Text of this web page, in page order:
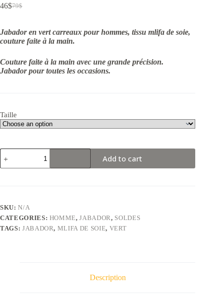
79$
46$
Jabador en vert carreaux pour hommes, tissu mlifa de soie,
couture faite à la main.
Couture faite à la main avec une grande précision.
Jabador pour toutes les occasions.
Taille
Jabador
en
vert
main
quantity
Add to cart
SKU:N/A
CATEGORIES: HOMME,JABADOR, SOLDES
TAGS: JABADOR, MLIFA DE SOIE, VERT
Description